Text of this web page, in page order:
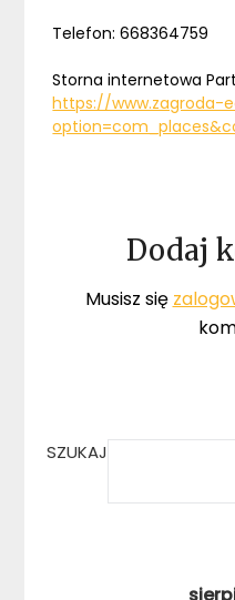
Telefon: 668364759
Storna internetowa
https://www.zagroda-
Dodaj
Musisz się
SZUKAJ